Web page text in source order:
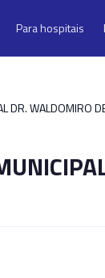
Para hospitais
DR. WALDOMIRO